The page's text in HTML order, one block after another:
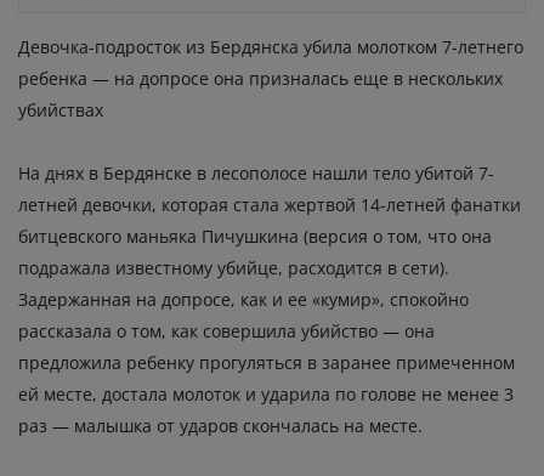
Девочка-подросток из Бердянска убила молотком 7-летнего
ребенка — на допросе она призналась еще в нескольких
убийствах
На днях в Бердянске в лесополосе нашли тело убитой 7-
летней девочки, которая стала жертвой 14-летней фанатки
битцевского маньяка Пичушкина (версия о том, что она
подражала известному убийце, расходится в сети).
Задержанная на допросе, как и ее «кумир», спокойно
рассказала о том, как совершила убийство — она
предложила ребенку прогуляться в заранее примеченном
ей месте, достала молоток и ударила по голове не менее 3
раз — малышка от ударов скончалась на месте.